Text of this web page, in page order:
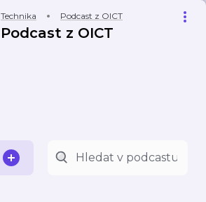
Technika Podcast z OICT
Podcast z OICT